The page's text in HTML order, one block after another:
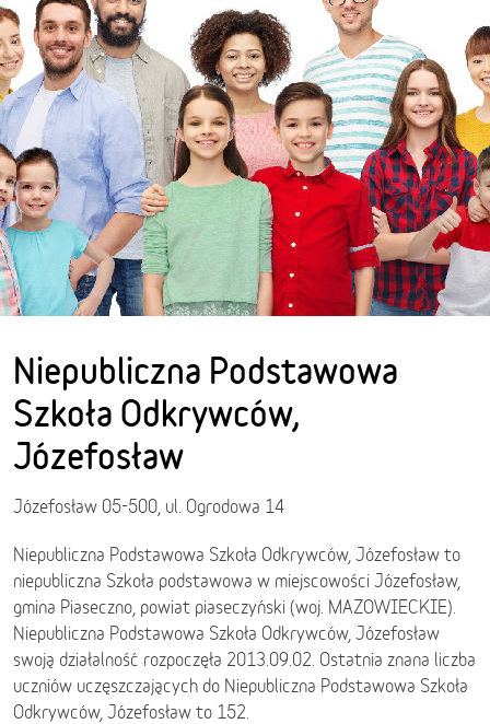
Niepubliczna Podstawowa
Szkoła Odkrywców,
Józefosław
Józefosław 05-500, ul. Ogrodowa 14
Niepubliczna Podstawowa Szkoła Odkrywców, Józefosław to
niepubliczna Szkoła podstawowa w miejscowości Józefosław,
gmina Piaseczno, powiat piaseczyński (woj. MAZOWIECKIE).
Niepubliczna Podstawowa Szkoła Odkrywców, Józefosław
swoją działalność rozpoczęła 2013.09.02. Ostatnia znana liczba
uczniów uczęszczających do Niepubliczna Podstawowa Szkoła
Odkrywców, Józefosław to 152.